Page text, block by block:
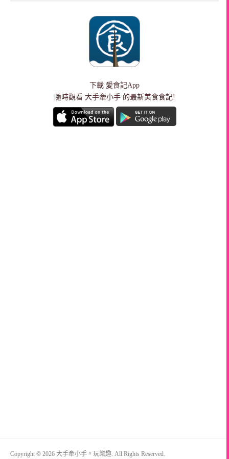
下載 愛食記App
隨時觀看 大手牽小手 的最新美食食記!
Copyright © 2026 大手牽小手。玩樂趣. All Rights Reserved.